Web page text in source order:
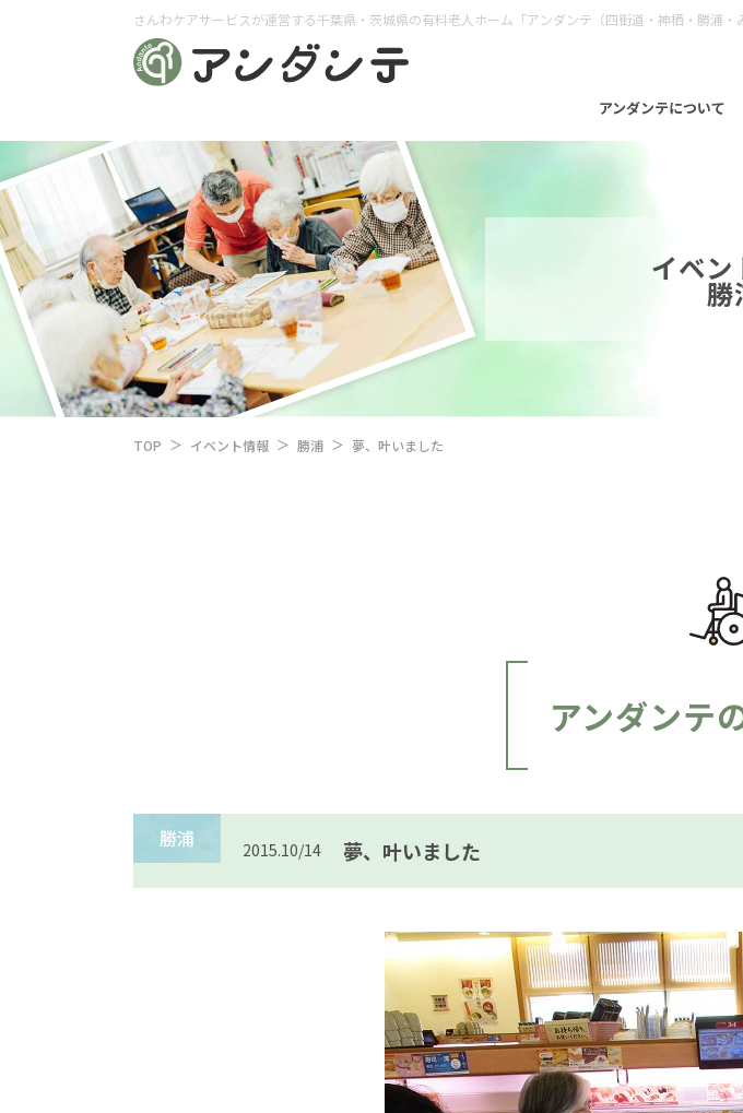
さんわケアサービスが運営する千葉県・茨城県の有料老人ホーム「アンダンテ（四街道・神栖・勝浦・
アンダンテについて
イベン
勝
TOP イベント情報 勝浦 夢、叶いました
アンダンテ
勝浦 2015.10/14 夢、叶いました